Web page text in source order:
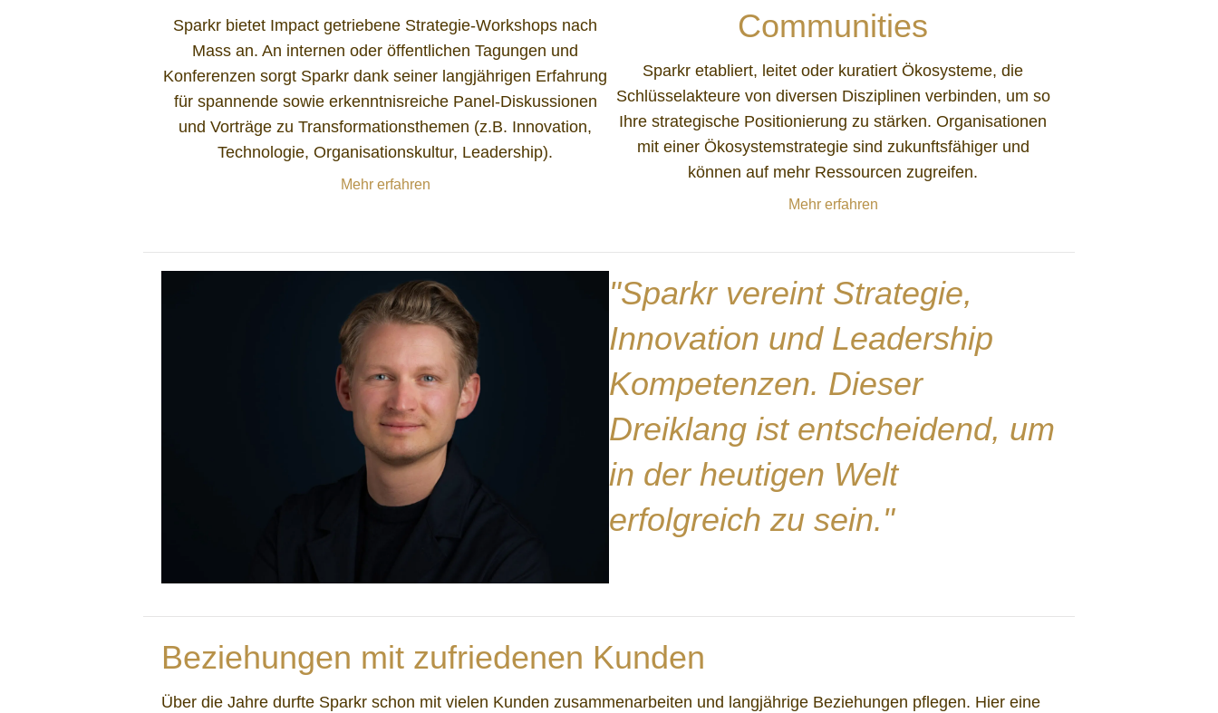
Sparkr bietet Impact getriebene Strategie-Workshops nach
Mass an. An internen oder öffentlichen Tagungen und
Konferenzen sorgt Sparkr dank seiner langjährigen Erfahrung
für spannende sowie erkenntnisreiche Panel-Diskussionen
und Vorträge zu Transformationsthemen (z.B. Innovation,
Technologie, Organisationskultur, Leadership).
Mehr erfahren
Communities
Sparkr etabliert, leitet oder kuratiert Ökosysteme, die
Schlüsselakteure von diversen Disziplinen verbinden, um so
Ihre strategische Positionierung zu stärken. Organisationen
mit einer Ökosystemstrategie sind zukunftsfähiger und
können auf mehr Ressourcen zugreifen.
Mehr erfahren
"Sparkr vereint Strategie,
Innovation und Leadership
Kompetenzen. Dieser
Dreiklang ist entscheidend, um
in der heutigen Welt
erfolgreich zu sein."
Beziehungen mit zufriedenen Kunden
Über die Jahre durfte Sparkr schon mit vielen Kunden zusammenarbeiten und langjährige Beziehungen pflegen. Hier eine